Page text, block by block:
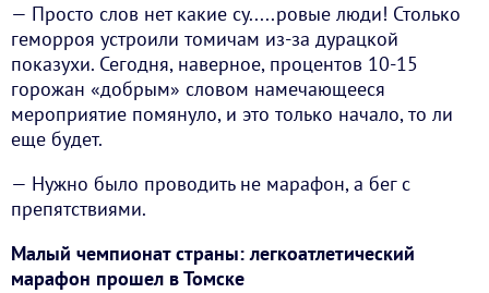
— Просто слов нет какие су.....ровые люди! Столько
геморроя устроили томичам из-за дурацкой
показухи. Сегодня, наверное, процентов 10-15
горожан «добрым» словом намечающееся
мероприятие помянуло, и это только начало, то ли
еще будет.
— Нужно было проводить не марафон, а бег с
препятствиями.
Малый чемпионат страны: легкоатлетический
марафон прошел в Томске